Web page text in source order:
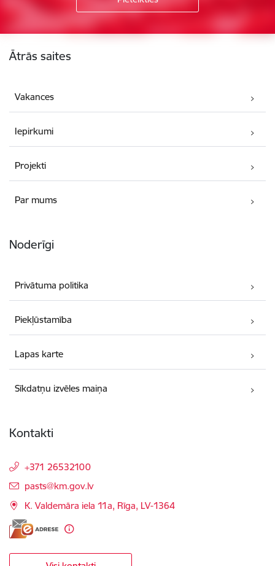
Ātrās saites
Vakances
Iepirkumi
Projekti
Par mums
Noderīgi
Privātuma politika
Piekļūstamība
Lapas karte
Sīkdatņu izvēles maiņa
Kontakti
+371 26532100
E-pasts:
pasts@km.gov.lv
K. Valdemāra iela 11a, Rīga, LV-1364